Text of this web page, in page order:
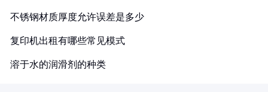
不锈钢材质厚度允许误差是多少
复印机出租有哪些常见模式
溶于水的润滑剂的种类